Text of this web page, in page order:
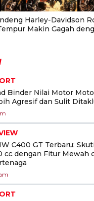
Harley-Davidson
Makin Gagah
Binder Nilai Motor
Agresif dan Sulit
C400 GT Terbaru:
cc dengan Fitur Mewah